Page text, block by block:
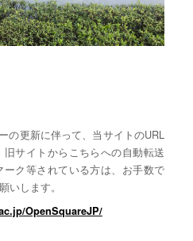
の更新に伴って、当サイトのURL
サイトからこちらへの自動転送
ク等されている方は、お手数で
いします。
OpenSquareJP/